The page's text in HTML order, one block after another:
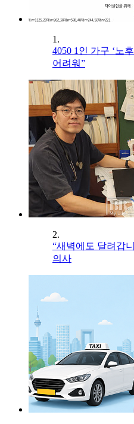
1.
4050 1인 가구 ‘노
어려워”
2.
“새벽에도 달려갑
의사